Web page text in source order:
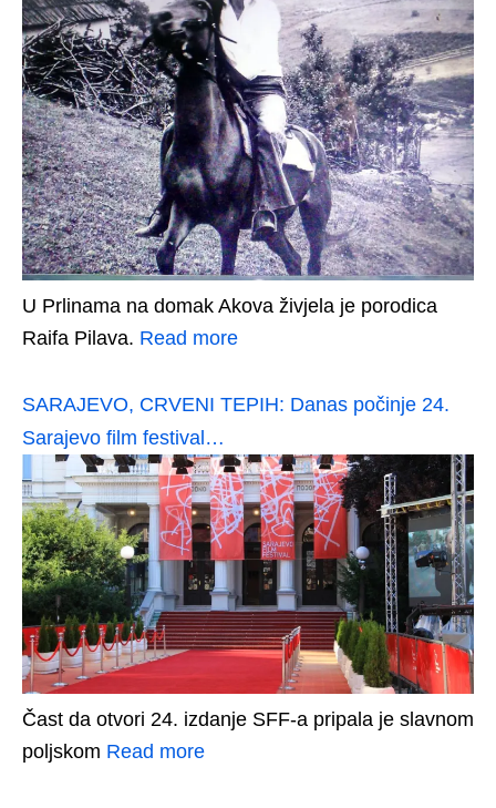
U Prlinama na domak Akova živjela je porodica
Raifa Pilava. Read more
SARAJEVO, CRVENI TEPIH: Danas počinje 24.
Sarajevo film festival…
Čast da otvori 24. izdanje SFF-a pripala je slavnom
poljskom Read more